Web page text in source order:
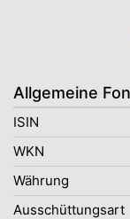
Allgemeine
ISIN
WKN
Währung
Ausschüttungsart